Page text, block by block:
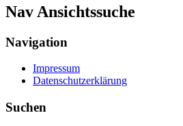
Nav Ansichtssuche
Navigation
Impressum
Datenschutzerklärung
Suchen